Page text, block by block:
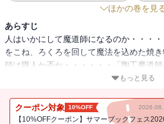
ほかの巻を見
あらすじ
人はいかにして魔道師になるのか・・・
をこね、ろくろを回して魔法を込めた焼
師は職人か否か・・・・・・「陶工魔道
組織を描く「闇を抱く」、死体を用いる
〈夜の写本師〉の物語「魔道写本師」。
道師たちの物語四篇を収録。『夜の写本
もっと見る
クーポン対象 10%OFF
【10%OFFクーポン】サマーブックフェス